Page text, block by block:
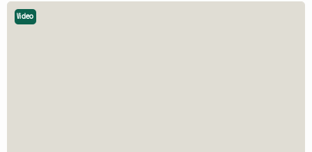
Video